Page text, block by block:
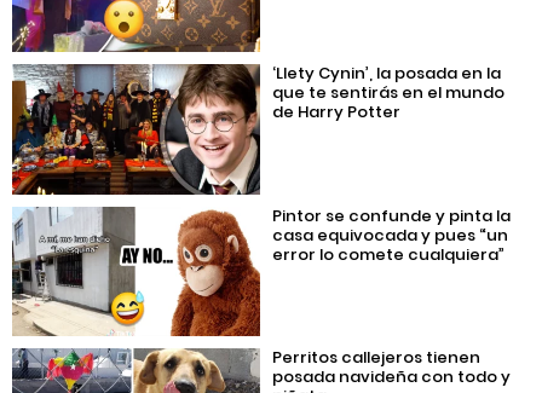
‘Llety Cynin’, la posada en la
que te sentirás en el mundo
de Harry Potter
Pintor se confunde y pinta la
casa equivocada y pues “un
error lo comete cualquiera”
Perritos callejeros tienen
posada navideña con todo y